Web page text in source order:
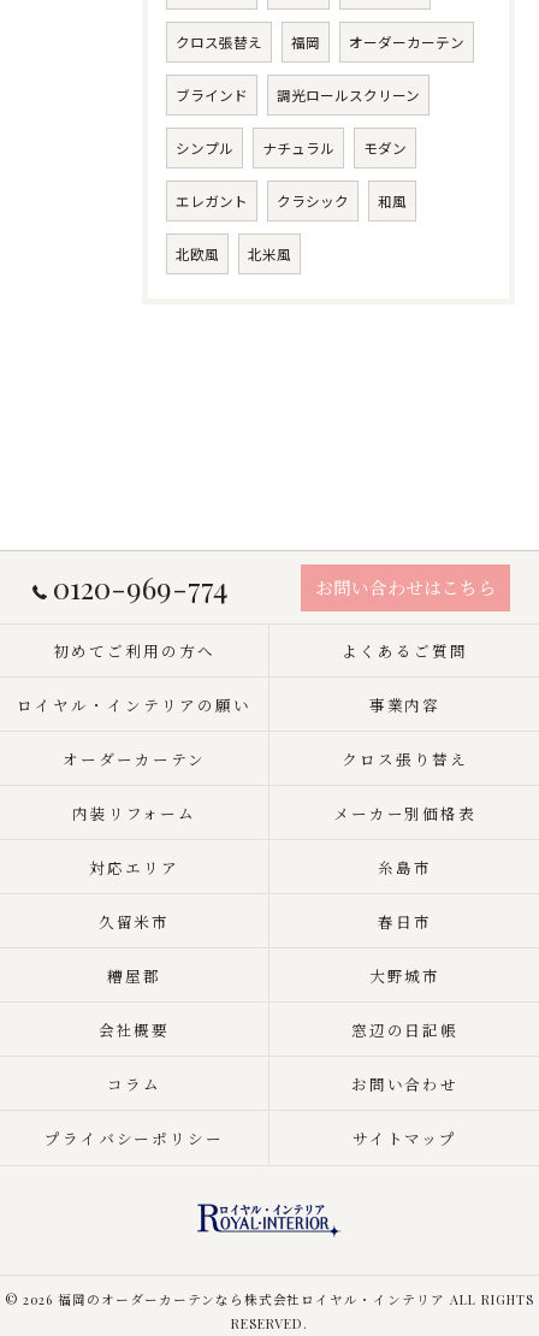
クロス張替え 福岡 オーダーカーテン
ブラインド 調光ロールスクリーン
シンプル ナチュラル モダン
エレガント クラシック 和風
北欧風 北米風
0120-969-774 お問い合わせはこちら
初めてご利用の方へ よくあるご質問
ロイヤル・インテリアの願い 事業内容
オーダーカーテン クロス張り替え
内装リフォーム メーカー別価格表
対応エリア 糸島市
久留米市 春日市
糟屋郡 大野城市
会社概要 窓辺の日記帳
コラム お問い合わせ
プライバシーポリシー サイトマップ
© 2026 福岡のオーダーカーテンなら株式会社ロイヤル・インテリア ALL RIGHTS
RESERVED.